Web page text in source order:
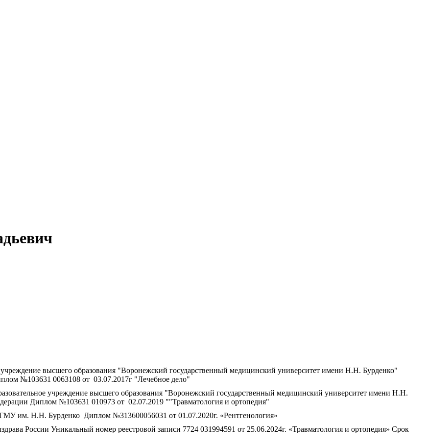
учреждение высшего образования "Воронежский государственный медицинский университет имени Н.Н. Бурденко"
№103631 0063108 от 03.07.2017г "Лечебное дело"
учреждение высшего образования "Воронежский государственный медицинский университет имени Н.Н.
Диплом №103631 010973 от 02.07.2019 ""Травматология и ортопедия"
им. Н.Н. Бурденко Диплом №313600056031 от 01.07.2020г. «Рентгенология»
России Уникальный номер реестровой записи 7724 031994591 от 25.06.2024г. «Травматология и ортопедия» Срок